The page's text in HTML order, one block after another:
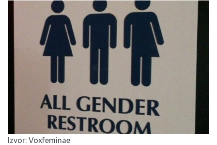
Izvor: Voxfeminae